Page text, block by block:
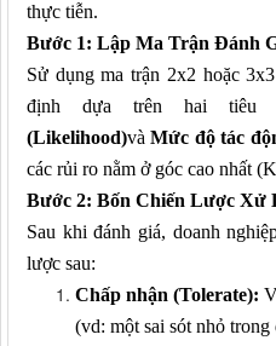
thực tiễn.
Bước 1: Lập Ma Trận Đánh
Sử dụng ma trận 2x2 hoặc
định dựa trên hai
(Likelihood)vàMức độ tác
các rủi ro nằm ở góc cao nhất
Bước 2: Bốn Chiến Lược Xử
Sau khi đánh giá, doanh
lược sau:
Chấp nhận (Tolerate):
(vd: một sai sót nhỏ trong